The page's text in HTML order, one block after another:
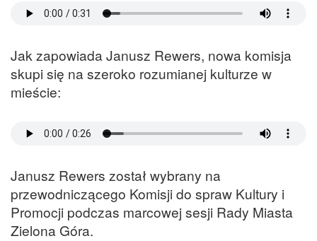
Jak zapowiada Janusz Rewers, nowa komisja
skupi się na szeroko rozumianej kulturze w
mieście:
Janusz Rewers został wybrany na
przewodniczącego Komisji do spraw Kultury i
Promocji podczas marcowej sesji Rady Miasta
Zielona Góra.